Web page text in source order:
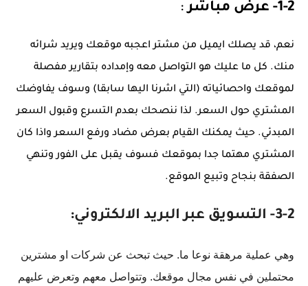
1-2- عرض مباشر :
نعم، قد يصلك ايميل من مشتر اعجبه موقعك ويريد شرائه
منك. كل ما عليك هو التواصل معه وإمداده بتقارير مفصلة
لموقعك واحصائياته (التي اشرنا اليها سابقا) وسوف يفاوضك
المشتري حول السعر. لذا ننصحك بعدم التسرع وقبول السعر
المبدئي. حيث يمكنك القيام بعرض مضاد ورفع السعر واذا كان
المشتري مهتما جدا بموقعك فسوف يقبل على الفوروتنهي
الصفقة بنجاح وتبيع الموقع.
3-2- التسويق عبر البريد الالكتروني:
وهي عملية مرهقة نوعا ما. حيث تبحث عن شركات او مشترين
محتملين في نفس مجال موقعك. وتتواصل معهم وتعرض عليهم